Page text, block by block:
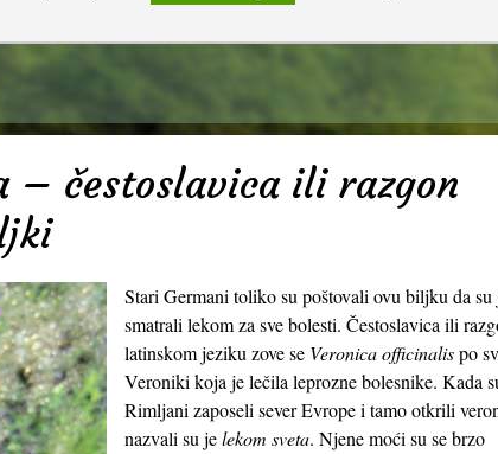
– čestoslavica ili razgon
Stari Germani toliko su poštovali ovu biljku da su
smatrali lekom za sve bolesti. Čestoslavica ili
latinskom jeziku zove se Veronica officinalispo
Veroniki koja je lečila leprozne bolesnike. Kada
Rimljani zaposeli sever Evrope i tamo otkrili
nazvali su jelekom sveta. Njene moći su se brzo